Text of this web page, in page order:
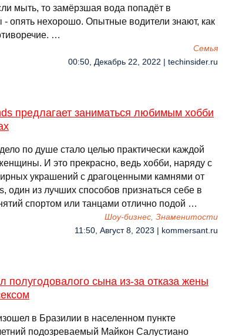
мыть, то замёрзшая вода попадёт в
опять нехорошо. Опытные водители знают, как
…
Семья
00:50, Декабрь 22, 2022 | techinsider.ru
предлагает заниматься любимым хобби
по душе стало целью практически каждой
И это прекрасно, ведь хобби, наряду с
украшений с драгоценными камнями от
один из лучших способов признаться себе в
спортом или танцами отлично подой …
Шоу-бизнес, Знаменитости
11:50, Август 8, 2023 | kommersant.ru
полугодовалого сына из-за отказа жены
в Бразилии в населенном пункте
подозреваемый Майкон Салустиано